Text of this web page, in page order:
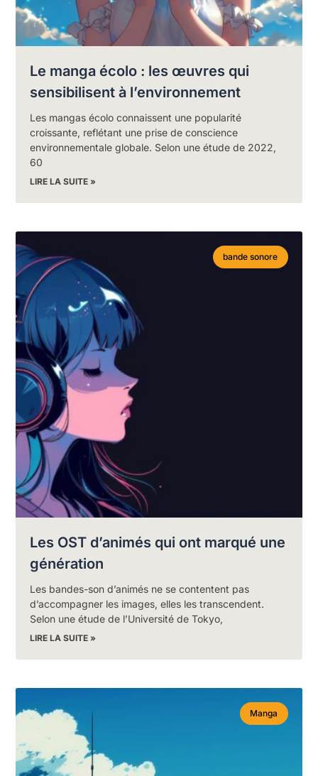
Le manga écolo : les œuvres qui
sensibilisent à l’environnement
Les mangas écolo connaissent une popularité
croissante, reflétant une prise de conscience
environnementale globale. Selon une étude de 2022,
60
LIRE LA SUITE »
bande sonore
Les OST d’animés qui ont marqué une
génération
Les bandes-son d’animés ne se contentent pas
d’accompagner les images, elles les transcendent.
Selon une étude de l’Université de Tokyo,
LIRE LA SUITE »
Manga